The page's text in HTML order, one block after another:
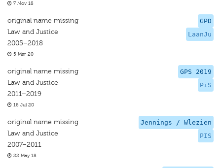
7 Nov 18
GPD
LaanJu
original name missing
Law and Justice
2005–2018
5 Mar 20
GPS 2019
PiS
original name missing
Law and Justice
2011–2019
16 Jul 20
Jennings / Wlezien
PIS
original name missing
Law and Justice
2007–2011
22 May 18